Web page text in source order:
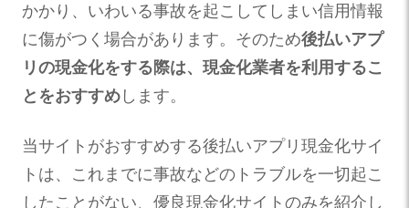
かかり、いわいる事故を起こしてしまい信用情報
に傷がつく場合があります。そのため後払いアプ
リの現金化をする際は、現金化業者を利用するこ
とをおすすめ します。
当サイトがおすすめする後払いアプリ現金化サイ
トは、これまでに事故などのトラブルを一切起こ
したことがない、優良現金化サイトのみを紹介し